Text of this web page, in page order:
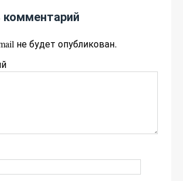
не будет опубликован.